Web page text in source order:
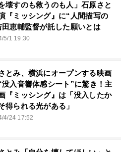
壊すのも救うのも人」石原さと
『ミッシング』に“人間描写の
田恵輔監督が託した願いとは
5/1 19:30
とみ、横浜にオープンする映画
没入音響体感シート”に驚き！主
『ミッシング』は「没入したか
得られる光がある」
4/24 17:52